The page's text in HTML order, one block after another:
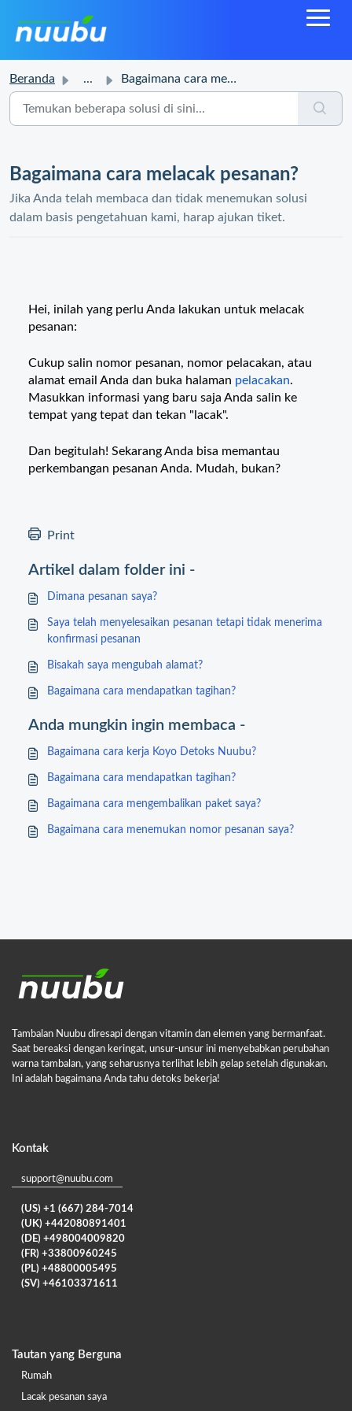
Beranda ... Bagaimana cara melacak pesanan?
Bagaimana cara melacak pesanan?
Jika Anda telah membaca dan tidak menemukan solusi
dalam basis pengetahuan kami, harap ajukan tiket.
Hei, inilah yang perlu Anda lakukan untuk melacak
pesanan:
Cukup salin nomor pesanan, nomor pelacakan, atau
alamat email Anda dan buka halaman pelacakan.
Masukkan informasi yang baru saja Anda salin ke
tempat yang tepat dan tekan "lacak".
Dan begitulah! Sekarang Anda bisa memantau
perkembangan pesanan Anda. Mudah, bukan?
Print
Artikel dalam folder ini -
Dimana pesanan saya?
Saya telah menyelesaikan pesanan tetapi tidak menerima
konfirmasi pesanan
Bisakah saya mengubah alamat?
Bagaimana cara mendapatkan tagihan?
Anda mungkin ingin membaca -
Bagaimana cara kerja Koyo Detoks Nuubu?
Bagaimana cara mendapatkan tagihan?
Bagaimana cara mengembalikan paket saya?
Bagaimana cara menemukan nomor pesanan saya?
Tambalan Nuubu diresapi dengan vitamin dan elemen yang bermanfaat.
Saat bereaksi dengan keringat, unsur-unsur ini menyebabkan perubahan
warna tambalan, yang seharusnya terlihat lebih gelap setelah digunakan.
Ini adalah bagaimana Anda tahu detoks bekerja!
Kontak
support@nuubu.com
(US) +1 (667) 284-7014
(UK) +442080891401
(DE) +498004009820
(FR) +33800960245
(PL) +48800005495
(SV) +46103371611
Tautan yang Berguna
Rumah
Lacak pesanan saya